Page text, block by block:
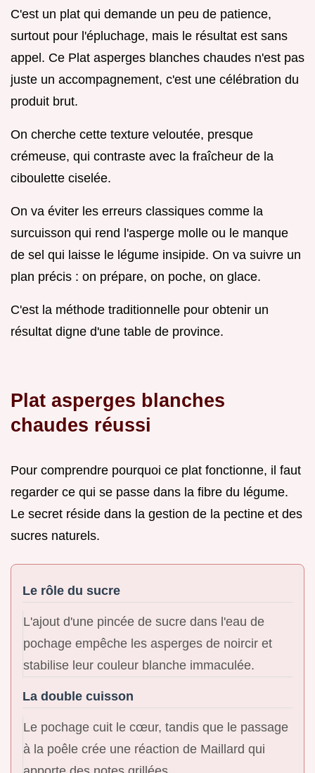
C'est un plat qui demande un peu de patience,
surtout pour l'épluchage, mais le résultat est sans
appel. Ce Plat asperges blanches chaudes n'est pas
juste un accompagnement, c'est une célébration du
produit brut.
On cherche cette texture veloutée, presque
crémeuse, qui contraste avec la fraîcheur de la
ciboulette ciselée.
On va éviter les erreurs classiques comme la
surcuisson qui rend l'asperge molle ou le manque
de sel qui laisse le légume insipide. On va suivre un
plan précis : on prépare, on poche, on glace.
C'est la méthode traditionnelle pour obtenir un
résultat digne d'une table de province.
Plat asperges blanches
chaudes réussi
Pour comprendre pourquoi ce plat fonctionne, il faut
regarder ce qui se passe dans la fibre du légume.
Le secret réside dans la gestion de la pectine et des
sucres naturels.
Le rôle du sucre
L'ajout d'une pincée de sucre dans l'eau de
pochage empêche les asperges de noircir et
stabilise leur couleur blanche immaculée.
La double cuisson
Le pochage cuit le cœur, tandis que le passage
à la poêle crée une réaction de Maillard qui